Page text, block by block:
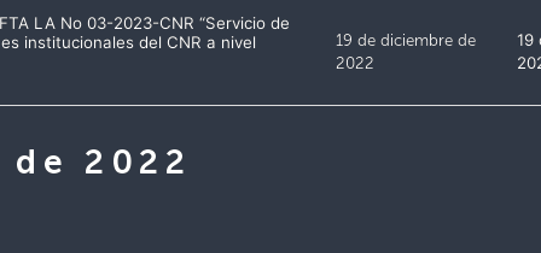
LA No 03-2023-CNR “Servicio de
institucionales del CNR a nivel
19 de diciembre de
2022
19
2022